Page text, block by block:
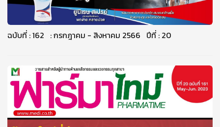
ฉบับที่ : 162 : กรกฎาคม - สิงหาคม 2566 ปีที่ : 20